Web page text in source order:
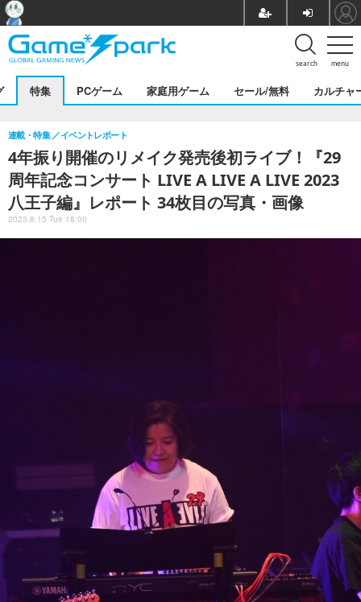
menu
search
特集 PCゲーム 家庭用ゲーム セール/無料 カルチャ
4年振り開催のリメイク発売後初ライブ！『29
周年記念コンサート LIVE A LIVE A LIVE 2023
八王子編』レポート 34枚目の写真・画像
連載・特集 イベントレポート
2023.8.15 Tue 18:00